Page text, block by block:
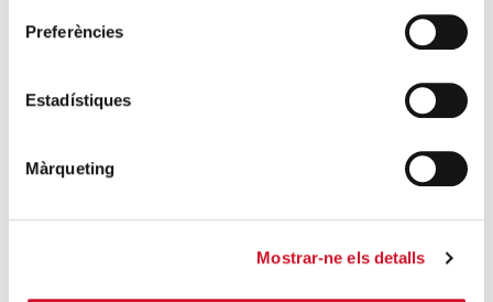
Preferències
Estadístiques
Màrqueting
Mostrar-ne els detalls
organització.